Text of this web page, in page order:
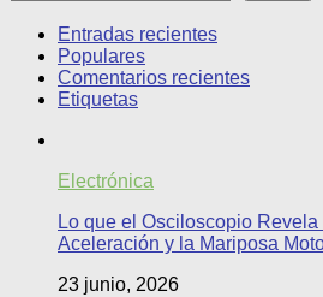
Entradas recientes
Populares
Comentarios recientes
Etiquetas
Electrónica
Lo que el Osciloscopio
Aceleración y la Mariposa
23 junio, 2026